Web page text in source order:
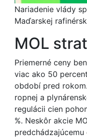
Nariadenie vlády
Maďarskej
MOL
Priemerné ceny
viac ako 50
období pred
ropnej a
regulácii cien
%. Neskôr akcie